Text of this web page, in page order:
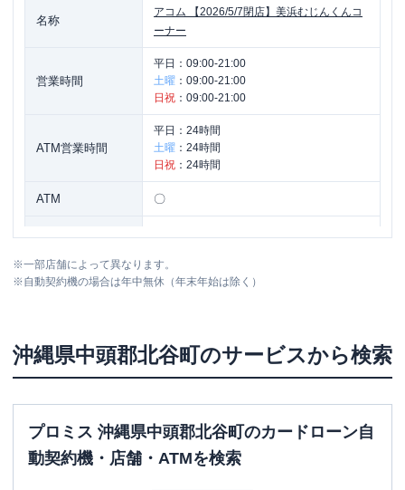
名称
アコム
【2026/5/7閉店】美浜むじんくんコ
ーナー
営業時間
平日： 09:00-21:00
土曜 ： 09:00-21:00
日祝 ： 09:00-21:00
ATM営業時間
平日： 24時間
土曜 ： 24時間
日祝 ： 24時間
ATM 〇
住所 沖縄県中頭郡北谷町美浜２-７-８
※一部店舗によって異なります。
※自動契約機の場合は年中無休（年末年始は除く）
沖縄県中頭郡北谷町のサービスから検索
プロミス 沖縄県中頭郡北谷町のカードローン自
動契約機・店舗・ATMを検索